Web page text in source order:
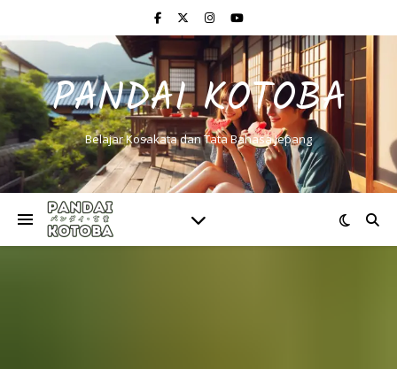
PANDAI KOTOBA
Belajar Kosakata dan Tata Bahasa Jepang